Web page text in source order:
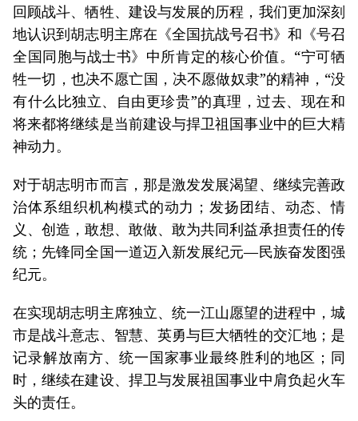
回顾战斗、牺牲、建设与发展的历程，我们更加深刻
地认识到胡志明主席在《全国抗战号召书》和《号召
全国同胞与战士书》中所肯定的核心价值。“宁可牺
牲一切，也决不愿亡国，决不愿做奴隶”的精神，“没
有什么比独立、自由更珍贵”的真理，过去、现在和
将来都将继续是当前建设与捍卫祖国事业中的巨大精
神动力。
对于胡志明市而言，那是激发发展渴望、继续完善政
治体系组织机构模式的动力；发扬团结、动态、情
义、创造，敢想、敢做、敢为共同利益承担责任的传
统；先锋同全国一道迈入新发展纪元—民族奋发图强
纪元。
在实现胡志明主席独立、统一江山愿望的进程中，城
市是战斗意志、智慧、英勇与巨大牺牲的交汇地；是
记录解放南方、统一国家事业最终胜利的地区；同
时，继续在建设、捍卫与发展祖国事业中肩负起火车
头的责任。